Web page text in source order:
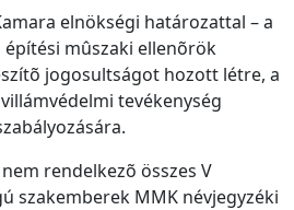
elnökségi határozattal – a
mûszaki ellenõrök
jogosultságot hozott létre, a
tevékenység
rendelkezõ összes V
szakemberek MMK névjegyzéki